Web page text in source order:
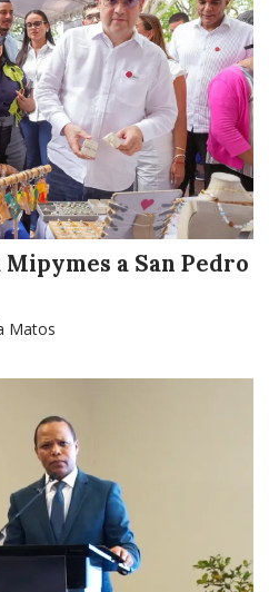
a San Pedro
Matos